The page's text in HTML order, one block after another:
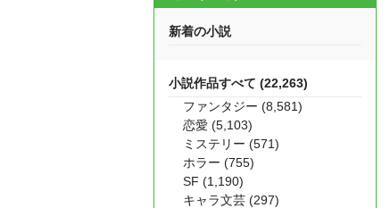
新着の小説
小説作品すべて (22,263)
ファンタジー (8,581)
恋愛 (5,103)
ミステリー (571)
ホラー (755)
SF (1,190)
キャラ文芸 (297)